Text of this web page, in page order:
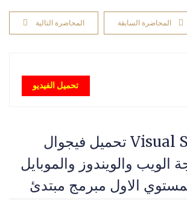
المحاضرة السابقة المحاضرة التالية
تحميل الفيديو
Visual Studio 2019 تحميل فيجوال
الويب والويندوز والموبايل
الاول مبرمج مبتدئ